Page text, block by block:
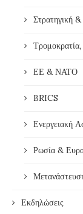
Στρατηγική
ΕΕ & ΝΑΤΟ
BRICS
Ενεργειακή
Ρωσία &
Εκδηλώσεις